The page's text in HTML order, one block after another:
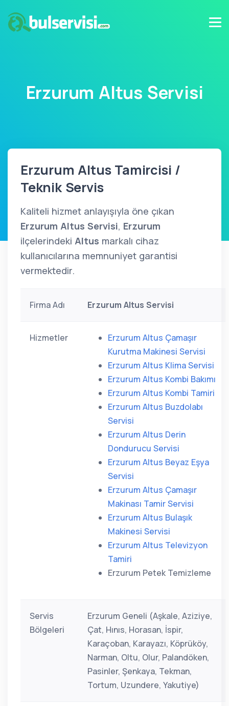
Erzurum Altus Servisi
Erzurum Altus Tamircisi /
Teknik Servis
Kaliteli hizmet anlayışıyla öne çıkan
Erzurum Altus Servisi, Erzurum
ilçelerindeki Altus markalı cihaz
kullanıcılarına memnuniyet garantisi
vermektedir.
Firma Adı Erzurum Altus Servisi
Hizmetler
Erzurum Altus Çamaşır
Kurutma Makinesi Servisi
Erzurum Altus Klima Servisi
Erzurum Altus Kombi Bakımı
Erzurum Altus Kombi Tamiri
Erzurum Altus Buzdolabı
Servisi
Erzurum Altus Derin
Dondurucu Servisi
Erzurum Altus Beyaz Eşya
Servisi
Erzurum Altus Çamaşır
Makinası Tamir Servisi
Erzurum Altus Bulaşık
Makinesi Servisi
Erzurum Altus Televizyon
Tamiri
Erzurum Petek Temizleme
Servis
Bölgeleri
Erzurum Geneli (Aşkale, Aziziye,
Çat, Hınıs, Horasan, İspir,
Karaçoban, Karayazı, Köprüköy,
Narman, Oltu, Olur, Palandöken,
Pasinler, Şenkaya, Tekman,
Tortum, Uzundere, Yakutiye)